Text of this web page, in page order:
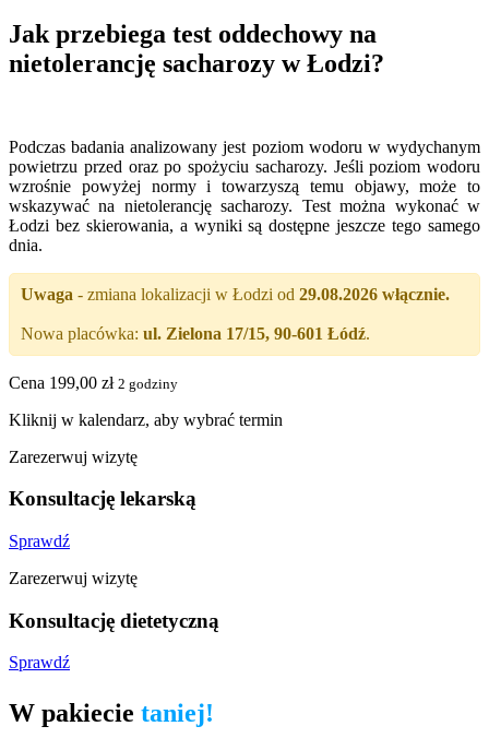
Jak przebiega test oddechowy na
nietolerancję sacharozy w Łodzi?
Podczas badania analizowany jest poziom wodoru w wydychanym
powietrzu przed oraz po spożyciu sacharozy. Jeśli poziom wodoru
wzrośnie powyżej normy i towarzyszą temu objawy, może to
wskazywać na nietolerancję sacharozy. Test można wykonać w
Łodzi bez skierowania, a wyniki są dostępne jeszcze tego samego
dnia.
Uwaga - zmiana lokalizacji w Łodzi od 29.08.2026 włącznie.
Nowa placówka: ul. Zielona 17/15, 90-601 Łódź.
Cena 199,00 zł 2 godziny
Kliknij w kalendarz, aby wybrać termin
Zarezerwuj wizytę
Konsultację lekarską
Sprawdź
Zarezerwuj wizytę
Konsultację dietetyczną
Sprawdź
W pakiecie taniej!